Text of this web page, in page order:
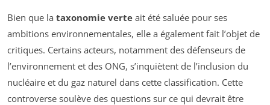
Bien que la taxonomie verte ait été saluée pour ses
ambitions environnementales, elle a également fait l’objet de
critiques. Certains acteurs, notamment des défenseurs de
l’environnement et des ONG, s’inquiètent de l’inclusion du
nucléaire et du gaz naturel dans cette classification. Cette
controverse soulève des questions sur ce qui devrait être